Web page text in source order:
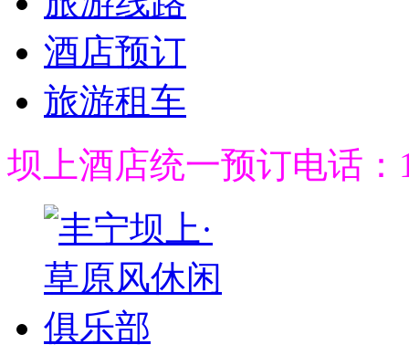
酒店预订
旅游租车
坝上酒店统一预订电话：